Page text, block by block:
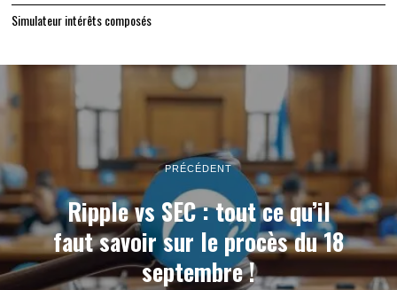
Simulateur intérêts composés
PRÉCÉDENT
Ripple vs SEC : tout ce qu’il
faut savoir sur le procès du 18
septembre !